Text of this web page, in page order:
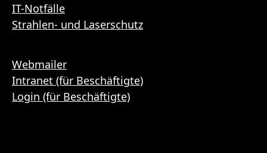
IT-Notfälle
Strahlen- und Laserschutz
Webmailer
Intranet (für Beschäftigte)
Login (für Beschäftigte)